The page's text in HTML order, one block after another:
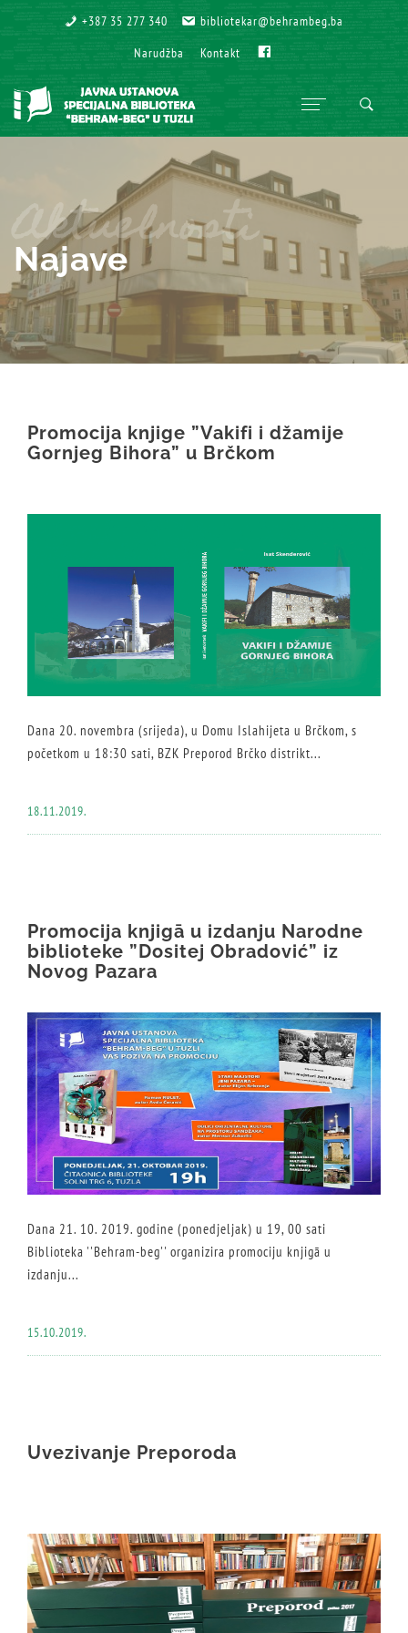
+387 35 277 340
+387 35 277 340 bibliotekar@behrambeg.ba
bibliotekar@behrambeg.ba
Narudžba
Narudžba Kontakt
Kontakt
Aktuelnosti
Najave
Promocija knjige ”Vakifi i džamije
Gornjeg Bihora” u Brčkom
Dana 20. novembra (srijeda), u Domu Islahijeta u Brčkom, s
početkom u 18:30 sati, BZK Preporod Brčko distrikt...
18.11.2019.
Promocija knjigā u izdanju Narodne
biblioteke ”Dositej Obradović” iz
Novog Pazara
Dana 21. 10. 2019. godine (ponedjeljak) u 19, 00 sati
Biblioteka ''Behram-beg'' organizira promociju knjigā u
izdanju...
15.10.2019.
Uvezivanje Preporoda